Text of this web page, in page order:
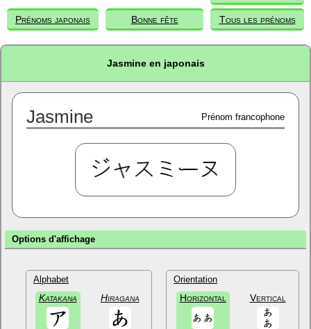
Prénoms japonais Bonne fête Tous les prénoms
Jasmine en japonais
Jasmine Prénom francophone
Options d'affichage
Alphabet
Katakana Hiragana
Orientation
Horizontal Vertical